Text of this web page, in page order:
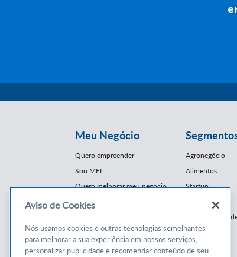
Meu Negócio
Quero empreender
Sou MEI
Quero melhorar meu negócio
Conteúdos
Cursos
Agronegócio
Alimentos
Startup
E-Commerce
Franquias /
Cooperação
Moda
Moveleiro
Aviso de Cookies
Nós usamos cookies e outras tecnologias semelhantes
para melhorar a sua experiência em nossos serviços,
personalizar publicidade e recomendar conteúdo de seu